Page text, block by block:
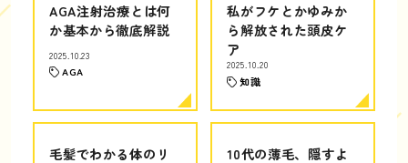
AGA注射治療とは何
か基本から徹底解説
2025.10.23
AGA
私がフケとかゆみか
ら解放された頭皮ケ
ア
2025.10.20
知識
毛髪でわかる体のリ
10代の薄毛、隠すよ